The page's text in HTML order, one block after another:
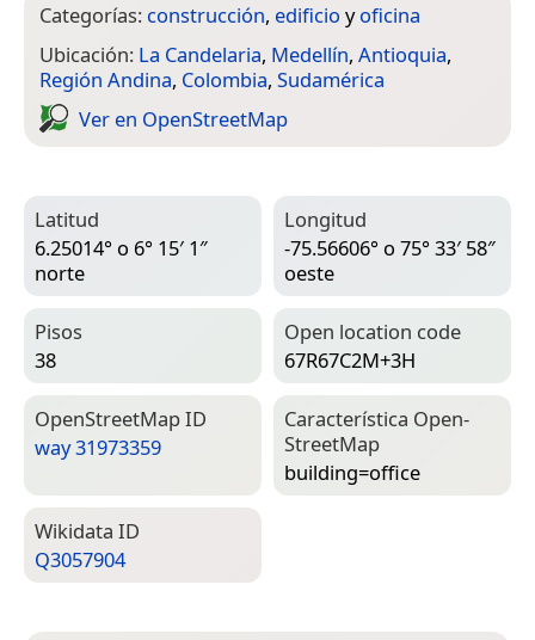
Categorías: construcción, edificio yoficina
Ubicación: La Candelaria, Medellín, Antioquia,
Región Andina, Colombia, Sudamérica
Ver en Open­Street­Map
Latitud
6.25014° o 6° 15′ 1″
norte
Longitud
-75.56606° o 75° 33′ 58″
oeste
Pisos
38
Open location code
67R67C2M+3H
Open­Street­Map ID
way 31973359
Característica Open­
Street­Map
building=­office
Wiki­data ID
Q3057904